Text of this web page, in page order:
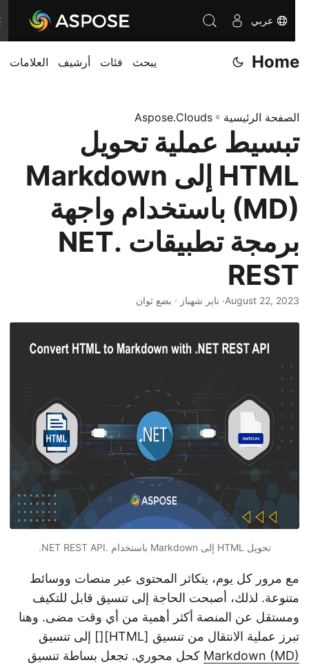
عربي
Home يبحث فئات أرشيف العلامات
الصفحة الرئيسية»
Aspose.Clouds
تبسيط عملية تحويل
HTML إلى Markdown
(MD) باستخدام واجهة
برمجة تطبيقات .NET
REST
August 22, 2023· ناير شهباز · بضع ثوان
تحويل HTML إلى Markdown باستخدام .NET REST API.
مع مرور كل يوم، يتكاثر المحتوى عبر منصات ووسائط
متنوعة. لذلك، أصبحت الحاجة إلى تنسيق قابل للتكيف
ومستقل عن المنصة أكثر أهمية من أي وقت مضى. وهنا
تبرز عملية الانتقال من تنسيق [HTML][] إلى تنسيق
Markdown (MD)كحل محوري. تجعل بساطة تنسيق